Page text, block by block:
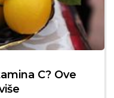
C? Ove